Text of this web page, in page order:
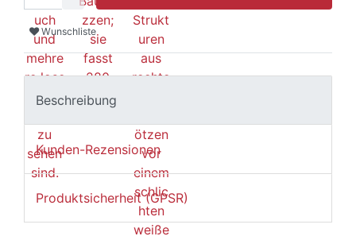
Wunschliste
Beschreibung
Kunden-Rezensionen
Produktsicherheit (GPSR)